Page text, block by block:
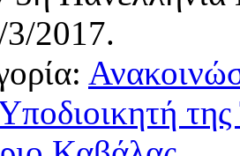
3/2017.